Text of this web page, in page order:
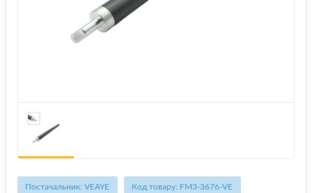
Постачальник: VEAYE Код товару: FM3-3676-VE